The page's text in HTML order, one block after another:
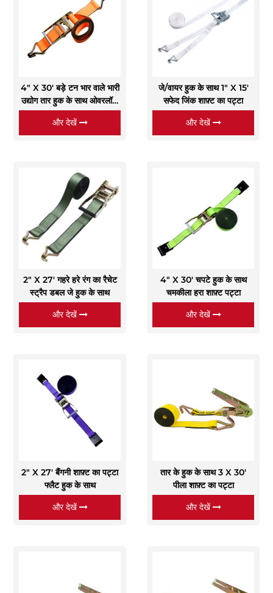
4" X 30' बड़े टन भार वाले भारी
उद्योग तार हुक के साथ ओवरलॉक
शाफ़्ट पट्टा
और देखें
जे/वायर हुक के साथ 1" X 15'
सफेद जिंक शाफ़्ट का पट्टा
और देखें
2" X 27' गहरे हरे रंग का रैचेट
स्ट्रैप डबल जे हुक के साथ
और देखें
4" X 30' चपटे हुक के साथ
चमकीला हरा शाफ़्ट पट्टा
और देखें
2" X 27' बैंगनी शाफ़्ट का पट्टा
फ्लैट हुक के साथ
और देखें
तार के हुक के साथ 3 X 30'
पीला शाफ़्ट का पट्टा
और देखें